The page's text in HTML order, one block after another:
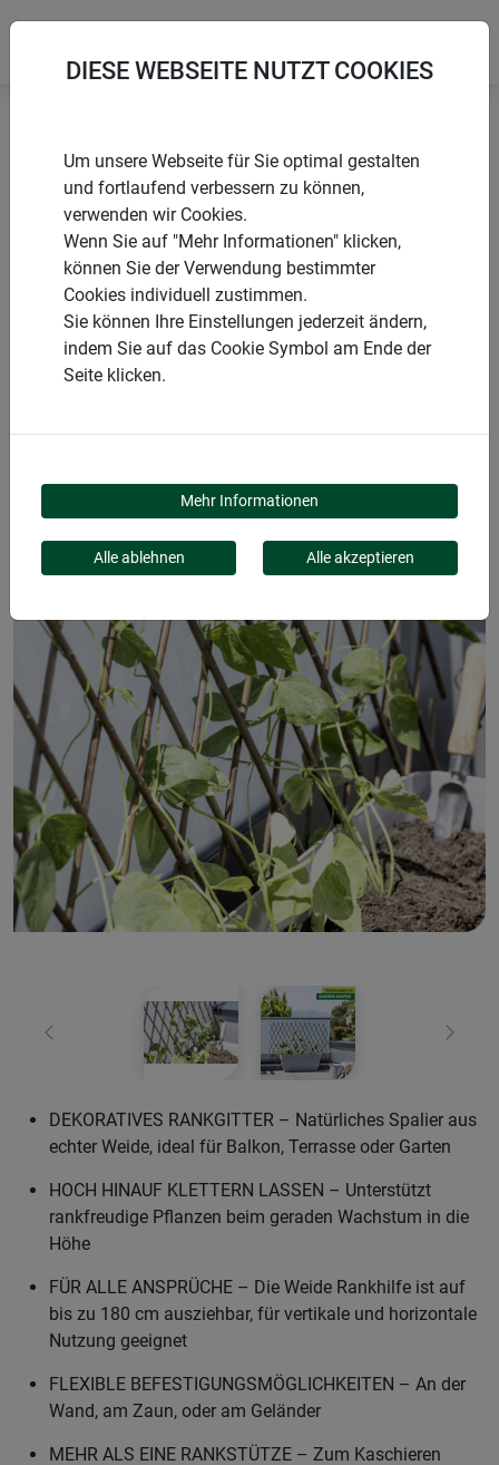
Startseite
Rankgitter & Spaliere
Weide-Spalier ausziehbar
PRODUKTE
WEIDE-SPALIER
AUSZIEHBAR
Zurück Weiter
DEKORATIVES RANKGITTER – Natürliches Spalier aus
echter Weide, ideal für Balkon, Terrasse oder Garten
HOCH HINAUF KLETTERN LASSEN – Unterstützt
rankfreudige Pflanzen beim geraden Wachstum in die
Höhe
FÜR ALLE ANSPRÜCHE – Die Weide Rankhilfe ist auf
bis zu 180 cm ausziehbar, für vertikale und horizontale
Nutzung geeignet
FLEXIBLE BEFESTIGUNGSMÖGLICHKEITEN – An der
Wand, am Zaun, oder am Geländer
MEHR ALS EINE RANKSTÜTZE – Zum Kaschieren
DIESE WEBSEITE NUTZT COOKIES
Um unsere Webseite für Sie optimal gestalten
und fortlaufend verbessern zu können,
verwenden wir Cookies.
Wenn Sie auf "Mehr Informationen" klicken,
können Sie der Verwendung bestimmter
Cookies individuell zustimmen.
Sie können Ihre Einstellungen jederzeit ändern,
indem Sie auf das Cookie Symbol am Ende der
Seite klicken.
Mehr Informationen
Alle ablehnen Alle akzeptieren